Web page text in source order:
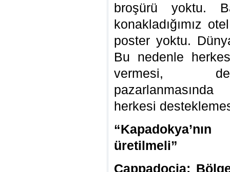
broşürü yoktu.
konakladığımız
poster yoktu.
Bu nedenle
vermesi,
herkesi
üretilmeli”
Cappadocia: